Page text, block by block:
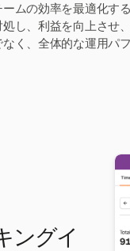
ームの効率を最適化す
し、利益を向上させ
く、全体的な運用パ
ングイ